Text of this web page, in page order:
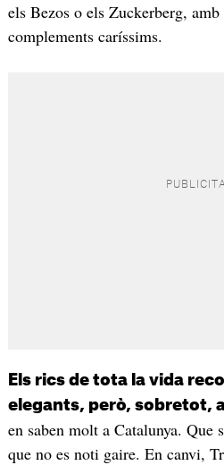
els Bezos o els Zuckerberg,
complements caríssims.
Els rics de tota la vida
elegants, però, sobretot,
en saben molt a Catalunya. Que
que no es noti gaire. En canvi,